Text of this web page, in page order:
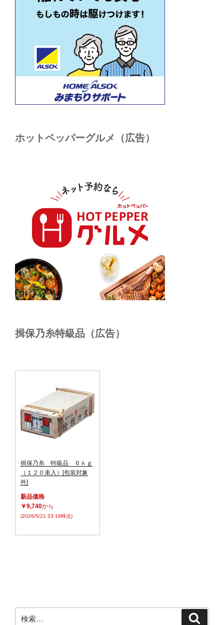
ホットペッパーグルメ（広告）
揖保乃糸特級品（広告）
揖保乃糸 特級品 ６ｋｇ
（１２０束入）[包装対象
外]
新品価格
￥9,740から
(2026/5/21 23:16時点)